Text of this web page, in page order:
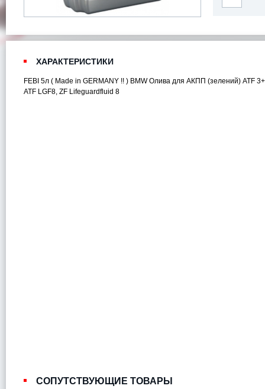
ХАРАКТЕРИСТИКИ
FEBI 5л ( Made in GERMANY !! ) BMW Олива для АКПП (зелений) ATF
ATF LGF8, ZF Lifeguardfluid 8
СОПУТСТВУЮЩИЕ ТОВАРЫ